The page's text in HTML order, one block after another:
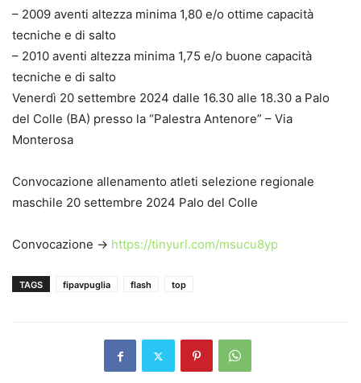
– 2009 aventi altezza minima 1,80 e/o ottime capacità
tecniche e di salto
– 2010 aventi altezza minima 1,75 e/o buone capacità
tecniche e di salto
Venerdì 20 settembre 2024 dalle 16.30 alle 18.30 a Palo
del Colle (BA) presso la “Palestra Antenore” – Via
Monterosa
Convocazione allenamento atleti selezione regionale
maschile 20 settembre 2024 Palo del Colle
Convocazione -> https://tinyurl.com/msucu8yp
TAGS fipavpuglia flash top